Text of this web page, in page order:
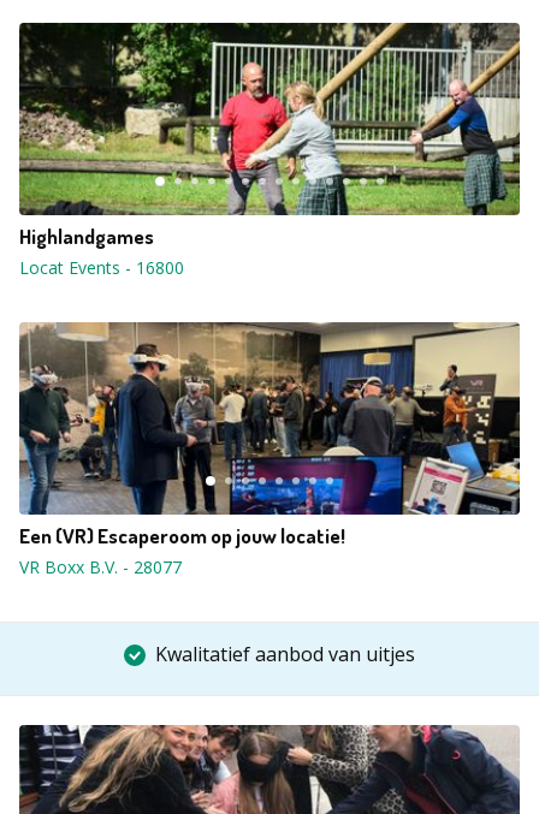
Highlandgames
Locat Events - 16800
Een (VR) Escaperoom op jouw locatie!
VR Boxx B.V. - 28077
Kwalitatief aanbod van uitjes